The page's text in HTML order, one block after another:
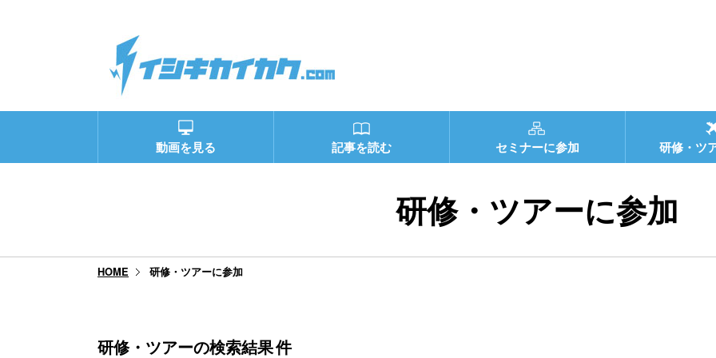
動画を見る 記事を読む セミナーに参加 研修・ツ
研修・ツアーに参加
HOME 研修・ツアーに参加
研修・ツアーの検索結果件